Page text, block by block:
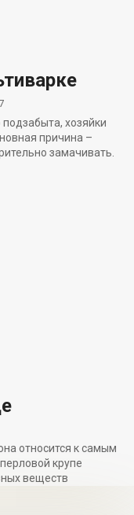
хозяйки
причина –
замачивать.
относится к самым
крупе
веществ